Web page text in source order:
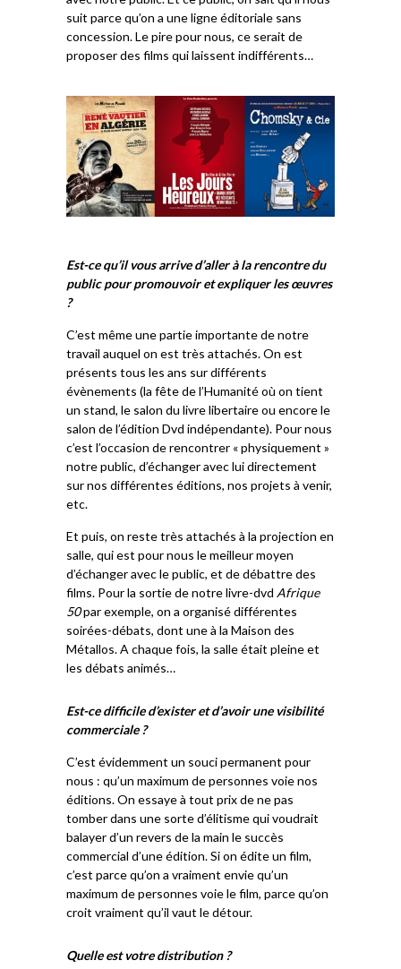
suit parce qu’on a une ligne éditoriale sans
concession. Le pire pour nous, ce serait de
proposer des films qui laissent indifférents…
Est-ce qu’il vous arrive d’aller à la rencontre du
public pour promouvoir et expliquer les œuvres
?
C’est même une partie importante de notre
travail auquel on est très attachés. On est
présents tous les ans sur différents
évènements (la fête de l’Humanité où on tient
un stand, le salon du livre libertaire ou encore le
salon de l’édition Dvd indépendante). Pour nous
c’est l’occasion de rencontrer « physiquement »
notre public, d’échanger avec lui directement
sur nos différentes éditions, nos projets à venir,
etc.
Et puis, on reste très attachés à la projection en
salle, qui est pour nous le meilleur moyen
d’échanger avec le public, et de débattre des
films. Pour la sortie de notre livre-dvd Afrique
50par exemple, on a organisé différentes
soirées-débats, dont une à la Maison des
Métallos. A chaque fois, la salle était pleine et
les débats animés…
Est-ce difficile d’exister et d’avoir une visibilité
commerciale ?
C’est évidemment un souci permanent pour
nous : qu’un maximum de personnes voie nos
éditions. On essaye à tout prix de ne pas
tomber dans une sorte d’élitisme qui voudrait
balayer d’un revers de la main le succès
commercial d’une édition. Si on édite un film,
c’est parce qu’on a vraiment envie qu’un
maximum de personnes voie le film, parce qu’on
croit vraiment qu’il vaut le détour.
Quelle est votre distribution ?